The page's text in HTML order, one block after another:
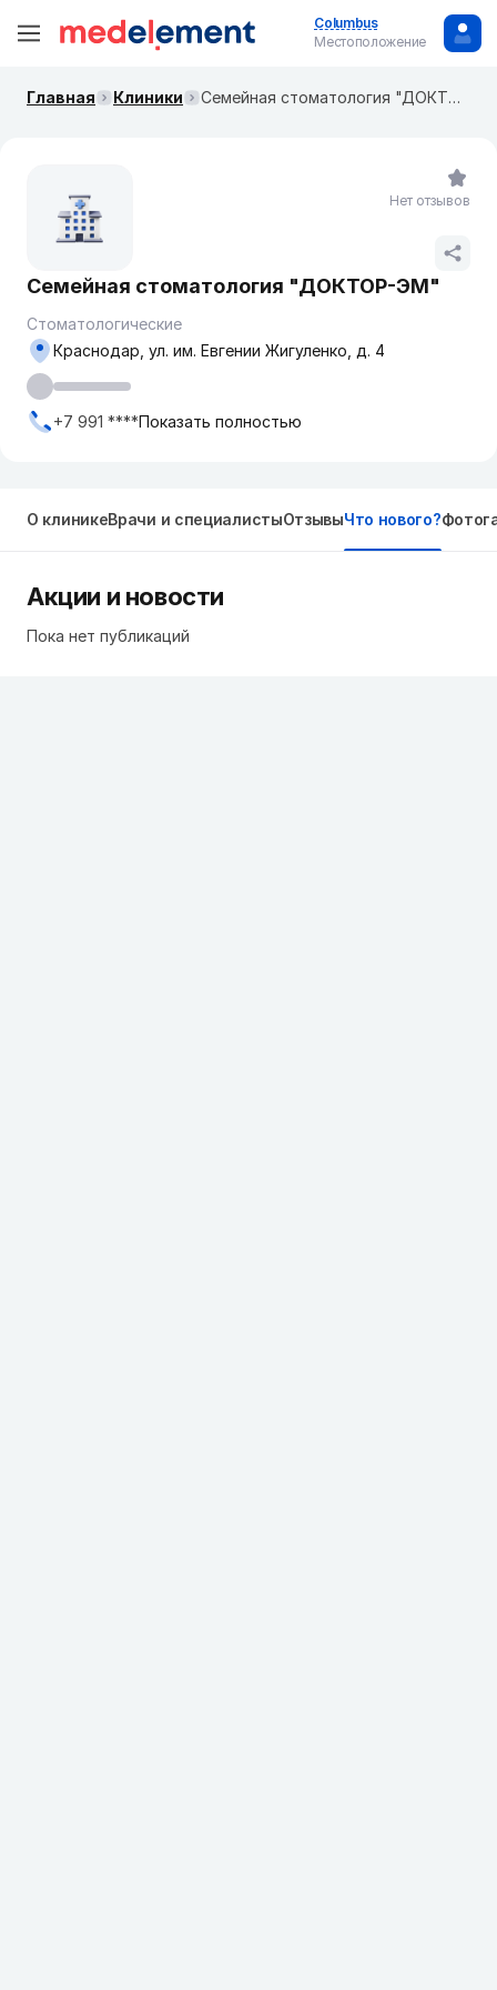
Columbus
Местоположение
Главная Клиники ​Семейная стоматология "ДОКТОР-ЭМ"
​Семейная стоматология "ДОКТОР-ЭМ"
Стоматологические
Краснодар, ул. и​м. Евгении Жигуленко, д. 4
+7 991 ****Показать полностью
Нет отзывов
О клиникеВрачи и специалистыОтзывыЧто нового?
Акции и новости
Пока нет публикаций